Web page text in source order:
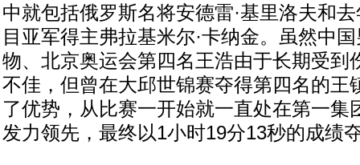
中就包括俄罗斯名将安德雷·基里洛夫和
目亚军得主弗拉基米尔·卡纳金。虽然中
物、北京奥运会第四名王浩由于长期受到
不佳，但曾在大邱世锦赛夺得第四名的王
了优势，从比赛一开始就一直处在第一集
发力领先，最终以1小时19分13秒的成绩